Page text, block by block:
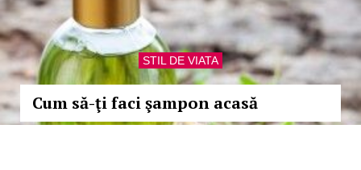
STIL DE VIATA
Cum să-ţi faci şampon acasă